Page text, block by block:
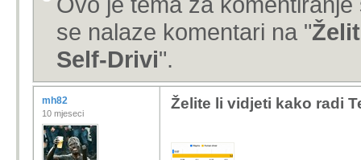
se nalaze komentari na "
Self-Drivi".
mh82
10 mjeseci
Želite li vidjeti kako radi